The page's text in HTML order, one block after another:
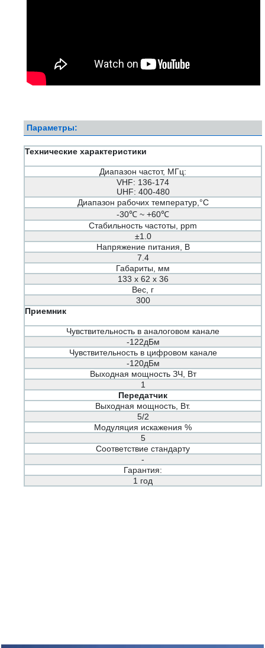
Параметры:
Технические характеристики
Диапазон частот, МГц:
VHF: 136-174
UHF: 400-480
Диапазон рабочих температур,°С
-30℃ ~ +60℃
Стабильность частоты, ppm
±1.0
Напряжение питания, В
7.4
Габариты, мм
133 x 62 x 36
Вес, г
300
Приемник
Чувствительность в аналоговом канале
-122дБм
Чувствительность в цифровом канале
-120дБм
Выходная мощность ЗЧ, Вт
1
Передатчик
Выходная мощность, Вт.
5/2
Модуляция искажения %
5
Соответствие стандарту
-
Гарантия:
1 год